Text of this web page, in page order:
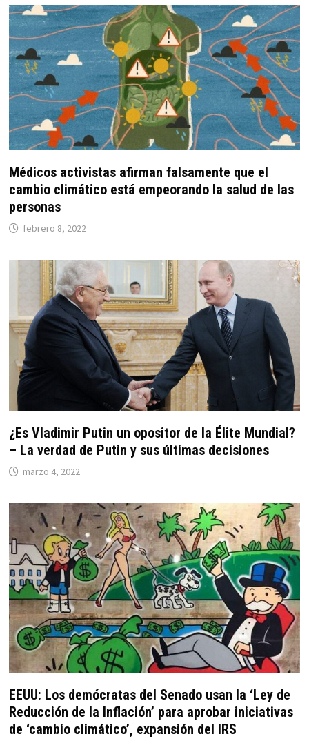
Médicos activistas afirman falsamente que el
cambio climático está empeorando la salud de las
personas
febrero 8, 2022
¿Es Vladimir Putin un opositor de la Élite Mundial?
– La verdad de Putin y sus últimas decisiones
marzo 4, 2022
EEUU: Los demócratas del Senado usan la ‘Ley de
Reducción de la Inflación’ para aprobar iniciativas
de ‘cambio climático’, expansión del IRS